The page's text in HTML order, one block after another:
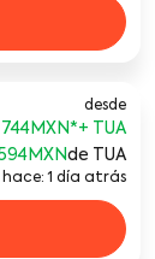
desde
744MXN*
de TUA
1 día atrás